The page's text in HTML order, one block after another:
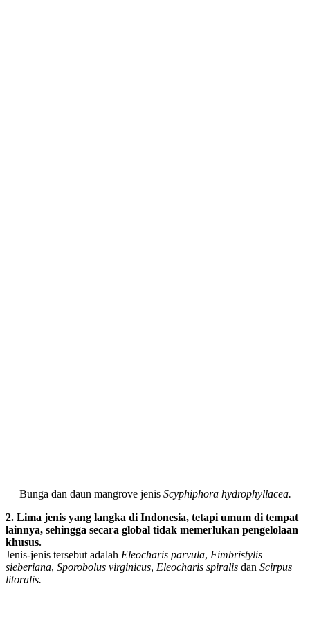
Bunga dan daun mangrove jenis Scyphiphora hydrophyllacea.
2. Lima jenis yang langka di Indonesia, tetapi umum di tempat
lainnya, sehingga secara global tidak memerlukan pengelolaan
khusus.
Jenis-jenis tersebut adalah Eleocharis parvula, Fimbristylis
sieberiana, Sporobolus virginicus, Eleocharis spiralis dan Scirpus
litoralis.